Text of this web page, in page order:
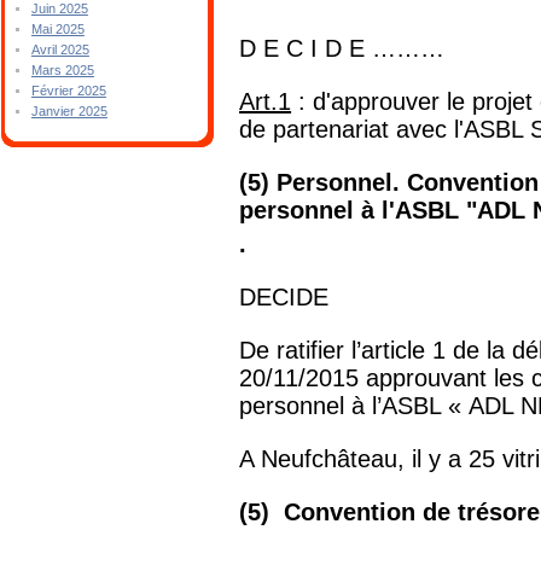
Juin 2025
Mai 2025
Avril 2025
Mars 2025
Février 2025
Janvier 2025
D E C I D E ………
Art.1 : d'approuver le
de partenariat avec l'ASBL
(5) Personnel.
personnel à l'ASBL "ADL
.
DECIDE
De ratifier l’article 1 de la
20/11/2015 approuvant les
personnel à l’ASBL « ADL
A Neufchâteau, il y a 25
(5) Convention de